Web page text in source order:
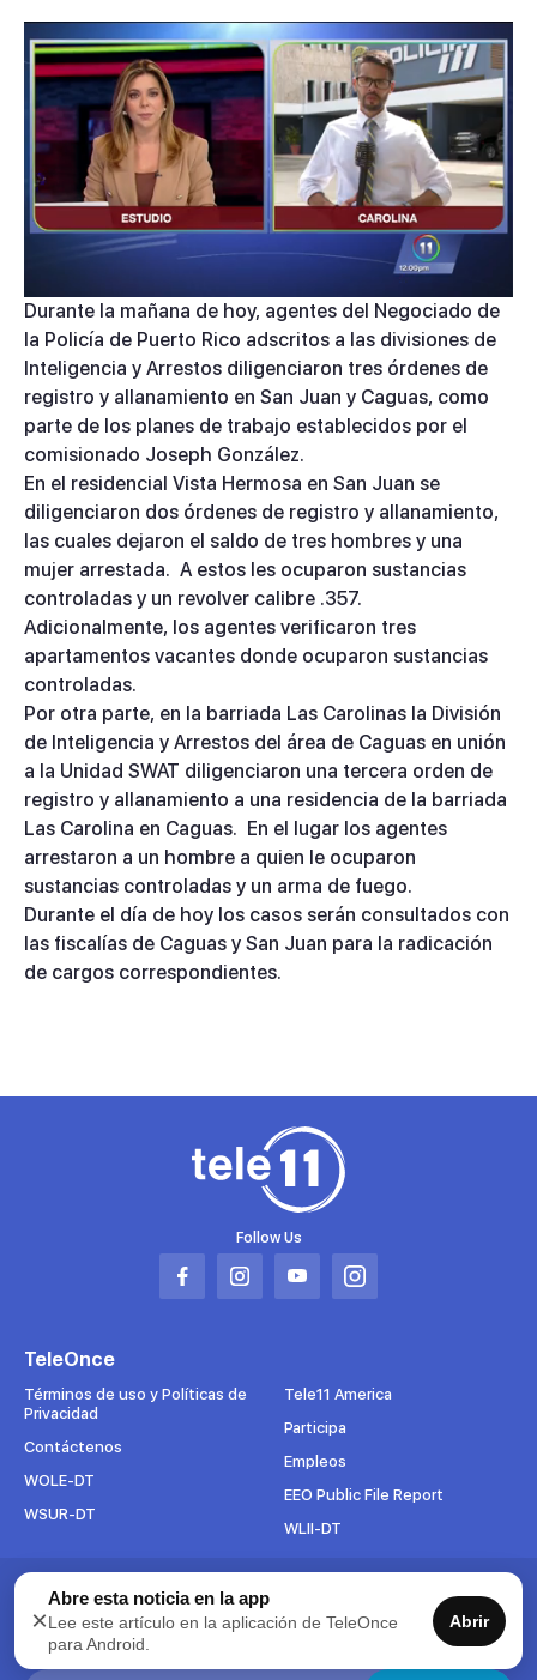
0
seconds
of
2
minutes,
36
seconds
Durante la mañana de hoy, agentes del Negociado de
la Policía de Puerto Rico adscritos a las divisiones de
Inteligencia y Arrestos diligenciaron tres órdenes de
registro y allanamiento en San Juan y Caguas, como
parte de los planes de trabajo establecidos por el
comisionado Joseph González.
En el residencial Vista Hermosa en San Juan se
diligenciaron dos órdenes de registro y allanamiento,
las cuales dejaron el saldo de tres hombres y una
mujer arrestada. A estos les ocuparon sustancias
controladas y un revolver calibre .357.
Adicionalmente, los agentes verificaron tres
apartamentos vacantes donde ocuparon sustancias
controladas.
Por otra parte, en la barriada Las Carolinas la División
de Inteligencia y Arrestos del área de Caguas en unión
a la Unidad SWAT diligenciaron una tercera orden de
registro y allanamiento a una residencia de la barriada
Las Carolina en Caguas. En el lugar los agentes
arrestaron a un hombre a quien le ocuparon
sustancias controladas y un arma de fuego.
Durante el día de hoy los casos serán consultados con
las fiscalías de Caguas y San Juan para la radicación
de cargos correspondientes.
Follow Us
Abrir
pestaña
Abrir
pestaña
Abrir
pestaña
Abrir
pestaña
TeleOnce
Términos de uso y Políticas de
Privacidad
Contáctenos
WOLE-DT
WSUR-DT
Tele11 America
Participa
Empleos
EEO Public File Report
WLII-DT
Suscríbete al boletín
Para mantenerse al tanto de todo lo que pasa en TeleOnce,
suscríbase ahora a nuestros boletines.
×
Abre esta noticia en la app
Lee este artículo en la aplicación de TeleOnce
para Android.
Abrir